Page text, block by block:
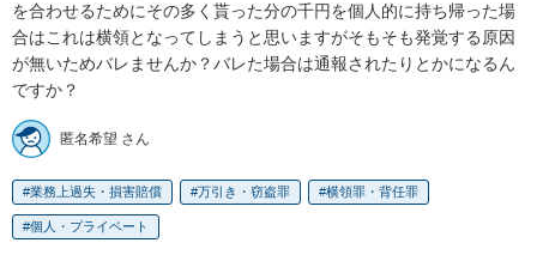
を合わせるためにその多く貰った分の千円を個人的に持ち帰った場
合はこれは横領となってしまうと思いますがそもそも発覚する原因
が無いためバレませんか？バレた場合は通報されたりとかになるん
ですか？
匿名希望 さん
業務上過失・損害賠償 万引き・窃盗罪 横領罪・背任罪
個人・プライベート